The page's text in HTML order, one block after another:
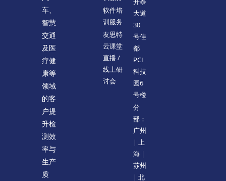
车、
智慧
交通
及医
疗健
康等
领域
的客
户提
升检
测效
率与
生产
质
软件培
训服务
友思特
云课堂
直播 /
线上研
讨会
大道
30
号佳
都
PCI
科技
园6
号楼
分
部：
广州
| 上
海 |
苏州
| 北